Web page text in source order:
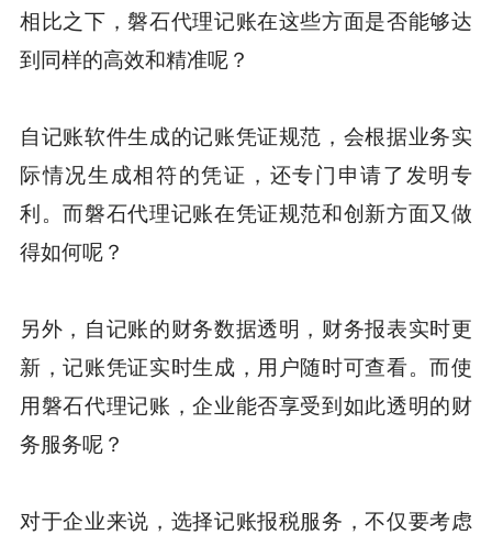
相比之下，磐石代理记账在这些方面是否能够达
到同样的高效和精准呢？
自记账软件生成的记账凭证规范，会根据业务实
际情况生成相符的凭证，还专门申请了发明专
利。而磐石代理记账在凭证规范和创新方面又做
得如何呢？
另外，自记账的财务数据透明，财务报表实时更
新，记账凭证实时生成，用户随时可查看。而使
用磐石代理记账，企业能否享受到如此透明的财
务服务呢？
对于企业来说，选择记账报税服务，不仅要考虑